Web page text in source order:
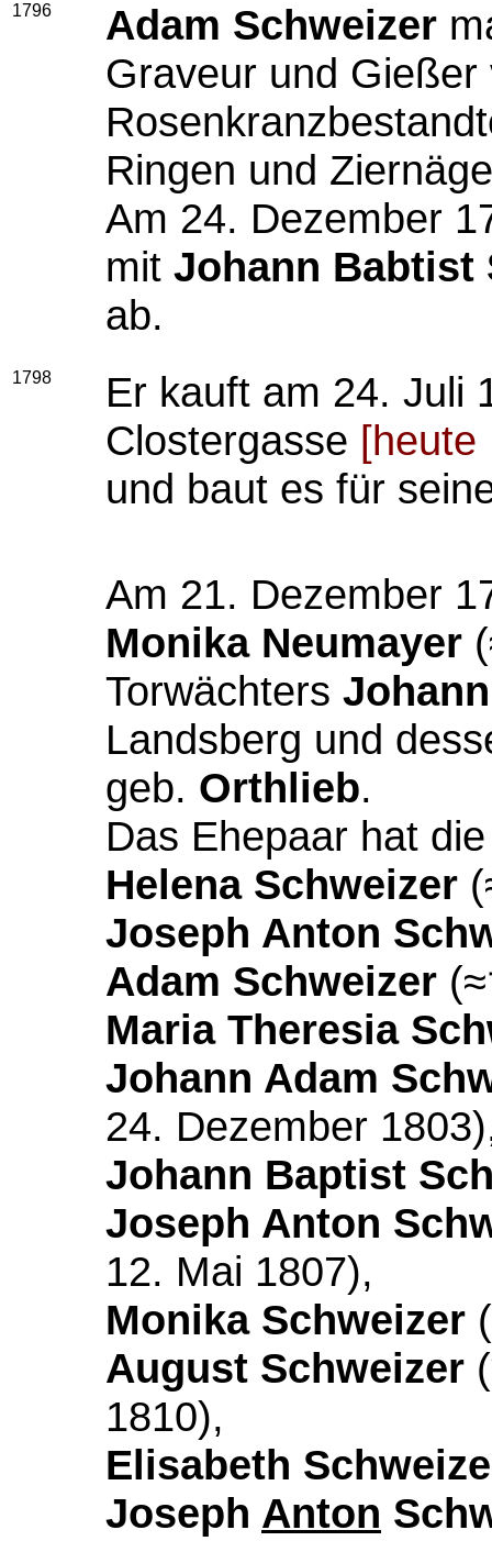
1796 Adam Schweizer
Graveur und
Ringen und
Am 24. Dezember
mit Johann Babtist
ab.
1798
Er kauft am 24. Juli
Clostergasse [heute
und baut es für
Am 21. Dezember
Monika Neumayer
Torwächters
Landsberg und
geb. Orthlieb.
Das Ehepaar hat
Helena Schweizer
Joseph Anton
Adam Schweizer
Maria Theresia
Johann Adam
24. Dezember
Johann Baptist
Joseph Anton
12. Mai 1807),
Monika Schweizer
August Schweizer
1810),
Elisabeth
Joseph Anton